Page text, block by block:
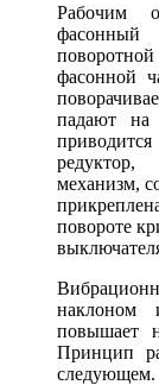
Рабочим
фасонный
фасонной
падают на
механизм,
повороте
наклоном
повышает
Принцип
следующем.